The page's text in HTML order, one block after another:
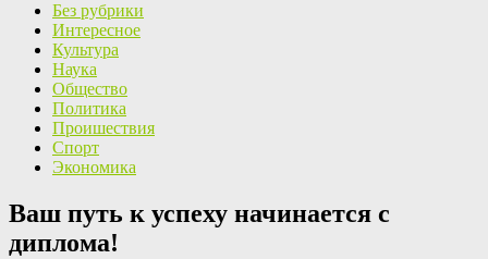
Без рубрики
Интересное
Культура
Наука
Общество
Политика
Проишествия
Спорт
Экономика
Ваш путь к успеху начинается с
диплома!